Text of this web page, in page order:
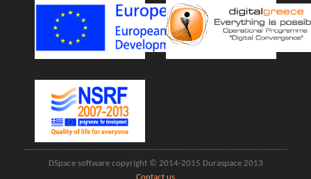
DSpace software copyright © 2014-2015 Duraspace 2013